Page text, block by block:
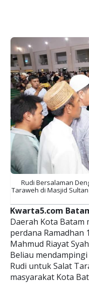
Rudi Bersalaman
Taraweh di Masjid
Kwarta5.com
Daerah Kota Batam
perdana Ramadhan
Mahmud Riayat
Beliau
Rudi untuk Salat
masyarakat Kota